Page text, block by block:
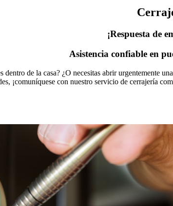
¡Respuesta de
Asistencia confiable en
dentro de la casa? ¿O necesitas abrir urgentemente
¡comuníquese con nuestro servicio de cerrajería